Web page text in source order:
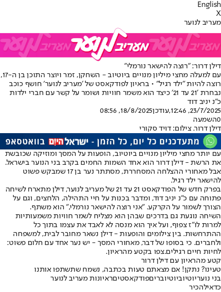
English
X
מעריב לנוער
דילן דרור: "רוצה להישאר נורמלי"
עם למעלה מחצי מיליון מנויים ביוטיוב - השחקן, זמר ויוצר התוכן בן ה-17,
רוצה להיות "ילד רגיל" • בראיון לפודקאסט של ׳מעריב לנוער׳ חושף כוכב
נבחרת ׳21 עד 21׳ כיצד הוא משמר חוויות ושומר על קשר עם חברי ילדות
כ״נ יניב דוד
23/7/2025, 12:46
,עודכן18/8/2025, 08:56
0השמעה
דילן דרור. צילום: דויד סקורי
עם יותר מחצי מיליון מנויים ביוטיוב, הופעות על המסך ומוזיקה שכובשת
את הרשת - דילן דרור הוא אחד השמות החמים בקרב בני הנוער בישראל.
אבל מאחורי ההצלחה המסחררת, מסתתר נער בן 17 שמבקש פשוט
להישאר ילד רגיל.
בפרק חדש של הפודקאסט 21 עד 21 של מעריב לנוער, דילן מתארח לשיחה
פתוחה עם כ"נ יניב דוד, ומדבר בכנות על חיי התהילה, הלחצים, וגם על
הצורך לשמור על הקרקע. "אני רוצה להישאר נורמלי," הוא משתף.
השיחה נוגעת גם בדרכים שבהן הוא מצליח לשמר חוויות משמעותיות
למרות לו"ז צפוף, ועל איך הוא מנסה לא לאבד את עצמו בתוך כל
ההתרחשות. בין צילומים והופעות - דילן נשאר מחובר לבית, למשפחה
ולחברים. כי בסופו של דבר, מאחורי המסך - יש נער אחד עם חלום פשוט:
לחיות חיים רגילים.צפו בקטע מהראיון.
קטע מהראיון עם דילן דרור
טעינו? נתקן! אם מצאתם טעות בכתבה, נשמח שתשתפו אותנו
בני נועריוטיוביוטיובריםפודקאסטיםראיונות מעריב לנוער
כדאילהכיר